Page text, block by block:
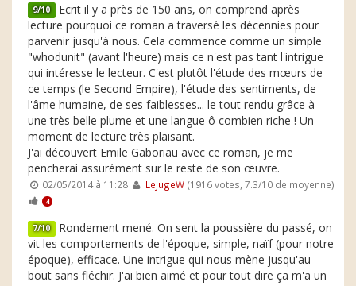
9/10 Ecrit il y a près de 150 ans, on comprend après
lecture pourquoi ce roman a traversé les décennies pour
parvenir jusqu'à nous. Cela commence comme un simple
"whodunit" (avant l'heure) mais ce n'est pas tant l'intrigue
qui intéresse le lecteur. C'est plutôt l'étude des mœurs de
ce temps (le Second Empire), l'étude des sentiments, de
l'âme humaine, de ses faiblesses... le tout rendu grâce à
une très belle plume et une langue ô combien riche ! Un
moment de lecture très plaisant.
J'ai découvert Emile Gaboriau avec ce roman, je me
pencherai assurément sur le reste de son œuvre.
02/05/2014 à 11:28 LeJugeW(1916 votes, 7.3/10 de moyenne)
4
7/10 Rondement mené. On sent la poussière du passé, on
vit les comportements de l'époque, simple, naïf (pour notre
époque), efficace. Une intrigue qui nous mène jusqu'au
bout sans fléchir. J'ai bien aimé et pour tout dire ça m'a un